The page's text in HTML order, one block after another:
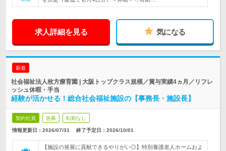
求人詳細を見る 気になる
新着
社会福祉法人枚方療育園 | 大阪トップクラス規模／賞与実績4ヵ月／リフレ
ッシュ休暇・手当
経験が活かせる！総合社会福祉施設の【事務長・施設長】
契約社員 急募 転勤なし
情報更新日：2026/07/31 終了予定日： 2026/10/01
【施設の発展に貢献できるやりがい◎】特別養護老人ホームおよ